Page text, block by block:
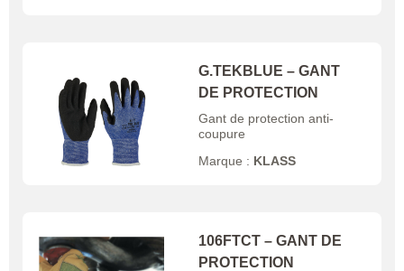
G.TEKBLUE – GANT
DE PROTECTION
Gant de protection anti-
coupure
Marque : KLASS
106FTCT – GANT DE
PROTECTION